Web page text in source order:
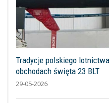
Tradycje polskiego
obchodach święta 23 BLT
29-05-2026